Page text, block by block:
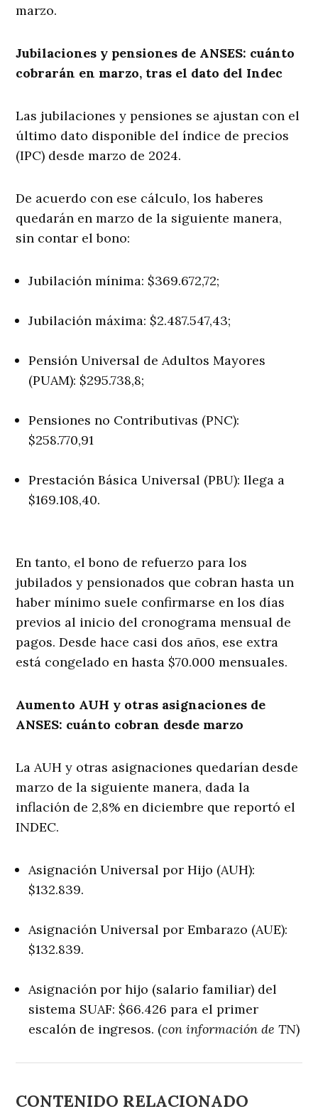
marzo.
Jubilaciones y pensiones de ANSES: cuánto
cobrarán en marzo, tras el dato del Indec
Las jubilaciones y pensiones se ajustan con el
último dato disponible del índice de precios
(IPC) desde marzo de 2024.
De acuerdo con ese cálculo, los haberes
quedarán en marzo de la siguiente manera,
sin contar el bono:
Jubilación mínima: $369.672,72;
Jubilación máxima: $2.487.547,43;
Pensión Universal de Adultos Mayores
(PUAM): $295.738,8;
Pensiones no Contributivas (PNC):
$258.770,91
Prestación Básica Universal (PBU): llega a
$169.108,40.
En tanto, el bono de refuerzo para los
jubilados y pensionados que cobran hasta un
haber mínimo suele confirmarse en los días
previos al inicio del cronograma mensual de
pagos. Desde hace casi dos años, ese extra
está congelado en hasta $70.000 mensuales.
Aumento AUH y otras asignaciones de
ANSES: cuánto cobran desde marzo
La AUH y otras asignaciones quedarían desde
marzo de la siguiente manera, dada la
inflación de 2,8% en diciembre que reportó el
INDEC.
Asignación Universal por Hijo (AUH):
$132.839.
Asignación Universal por Embarazo (AUE):
$132.839.
Asignación por hijo (salario familiar) del
sistema SUAF: $66.426 para el primer
escalón de ingresos. (con información de TN)
CONTENIDO RELACIONADO